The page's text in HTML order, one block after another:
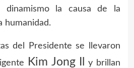
la causa de la
humanidad.
del Presidente se llevaron
Kim Jong Il
y brillan